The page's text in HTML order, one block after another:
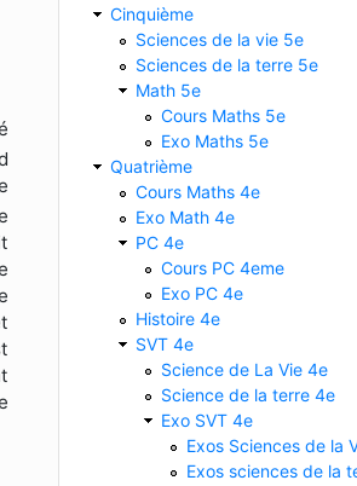
Cinquième
Sciences de la vie 5e
Sciences de la terre 5e
Math 5e
Cours Maths 5e
Exo Maths 5e
Quatrième
Cours Maths 4e
Exo Math 4e
PC 4e
Cours PC 4eme
Exo PC 4e
Histoire 4e
SVT 4e
Science de La Vie 4e
Science de la terre 4e
Exo SVT 4e
Exos Sciences de la
Exos sciences de la